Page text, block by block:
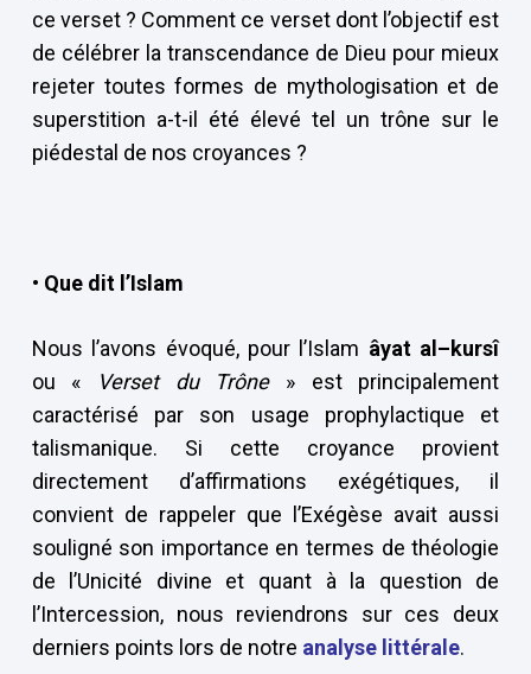
ce verset ? Comment ce verset dont l’objectif est
de célébrer la transcendance de Dieu pour mieux
rejeter toutes formes de mythologisation et de
superstition a-t-il été élevé tel un trône sur le
piédestal de nos croyances ?
• Que dit l’Islam
Nous l’avons évoqué, pour l’Islam âyat al–kursî
ou «
Verset du Trône» est principalement
caractérisé par son usage prophylactique et
talismanique. Si cette croyance provient
directement d’affirmations exégétiques, il
convient de rappeler que l’Exégèse avait aussi
souligné son importance en termes de théologie
de l’Unicité divine et quant à la question de
l’Intercession, nous reviendrons sur ces deux
derniers points lors de notre analyse littérale.